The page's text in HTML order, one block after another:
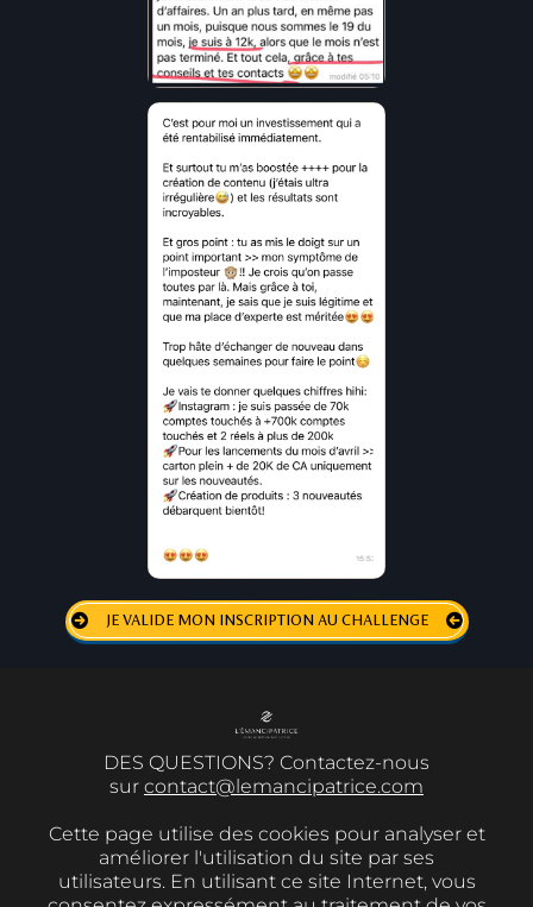
JE VALIDE MON INSCRIPTION AU CHALLENGE
DES QUESTIONS? Contactez-nous
sur contact@lemancipatrice.com
Cette page utilise des cookies pour analyser et
améliorer l'utilisation du site par ses
utilisateurs. En utilisant ce site Internet, vous